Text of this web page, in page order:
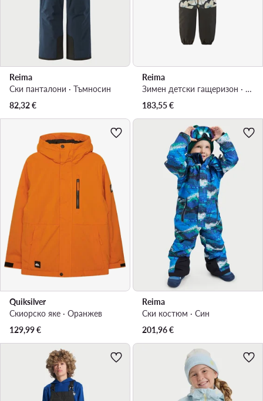
Reima
Ски панталони · Тъмносин
82,32€
Reima
Зимен детски гащеризон · Черен
183,55€
Quiksilver
Скиорско яке · Оранжев
129,99€
Reima
Ски костюм · Син
201,96€